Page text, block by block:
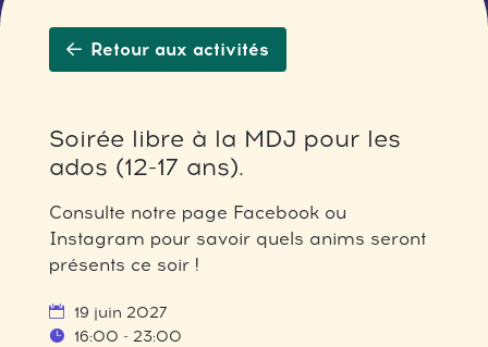
Retour aux activités
Soirée libre à la MDJ pour les
ados (12-17 ans).
Consulte notre page Facebook ou
Instagram pour savoir quels anims seront
présents ce soir !
19 juin 2027
16:00 - 23:00